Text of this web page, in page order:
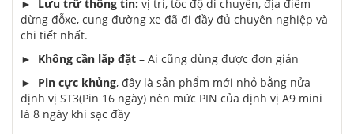
► Lưu trữ thông tin: vị trí, tốc độ di chuyển, địa điểm
dừng đỗxe, cung đường xe đã đi đầy đủ chuyên nghiệp và
chi tiết nhất.
► Không cần lắp đặt – Ai cũng dùng được đơn giản
► Pin cực khủng, đây là sản phẩm mới nhỏ bằng nửa
định vị ST3(Pin 16 ngày) nên mức PIN của định vị A9 mini
là 8 ngày khi sạc đầy